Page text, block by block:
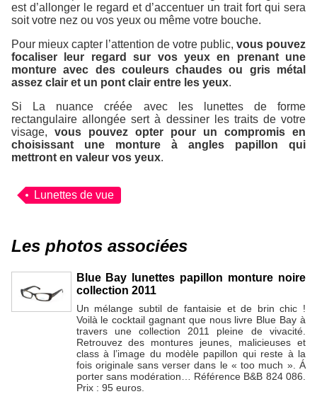
est d’allonger le regard et d’accentuer un trait fort qui sera
soit votre nez ou vos yeux ou même votre bouche.
Pour mieux capter l’attention de votre public, vous pouvez
focaliser leur regard sur vos yeux en prenant une
monture avec des couleurs chaudes ou gris métal
assez clair et un pont clair entre les yeux.
Si La nuance créée avec les lunettes de forme
rectangulaire allongée sert à dessiner les traits de votre
visage, vous pouvez opter pour un compromis en
choisissant une monture à angles papillon qui
mettront en valeur vos yeux.
Lunettes de vue
Les photos associées
Blue Bay lunettes papillon monture noire
collection 2011
Un mélange subtil de fantaisie et de brin chic !
Voilà le cocktail gagnant que nous livre Blue Bay à
travers une collection 2011 pleine de vivacité.
Retrouvez des montures jeunes, malicieuses et
class à l’image du modèle papillon qui reste à la
fois originale sans verser dans le « too much ». Á
porter sans modération… Référence B&B 824 086.
Prix : 95 euros.